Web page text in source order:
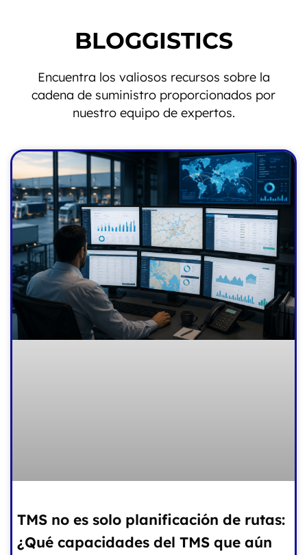
BLOGGISTICS
Encuentra los valiosos recursos sobre la
cadena de suministro proporcionados por
nuestro equipo de expertos.
TMS no es solo planificación de rutas:
¿Qué capacidades del TMS que aún